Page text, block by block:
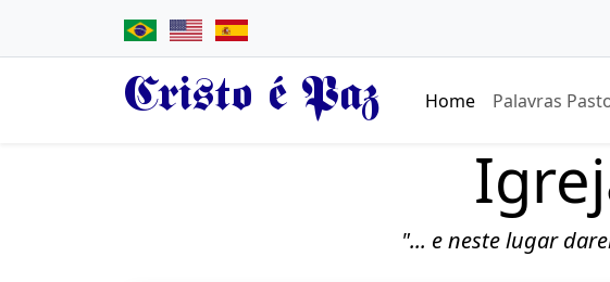
Cristo é Paz Home Palavras
"... e neste lugar